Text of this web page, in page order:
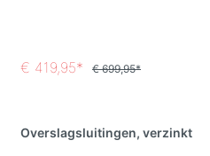
€ 419,95* € 699,95*
Overslagsluitingen, verzinkt